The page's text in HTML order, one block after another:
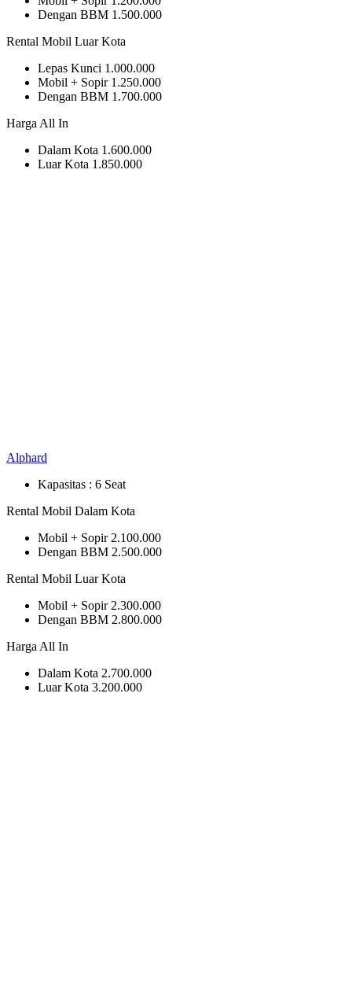
Dengan BBM 1.500.000
Rental Mobil Luar Kota
Lepas Kunci 1.000.000
Mobil + Sopir 1.250.000
Dengan BBM 1.700.000
Harga All In
Dalam Kota 1.600.000
Luar Kota 1.850.000
Alphard
Kapasitas : 6 Seat
Rental Mobil Dalam Kota
Mobil + Sopir 2.100.000
Dengan BBM 2.500.000
Rental Mobil Luar Kota
Mobil + Sopir 2.300.000
Dengan BBM 2.800.000
Harga All In
Dalam Kota 2.700.000
Luar Kota 3.200.000